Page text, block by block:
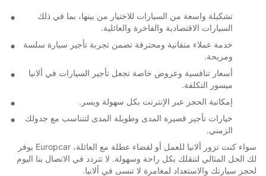
تشكيلة واسعة من السيارات للاختيار من بينها، بما في ذلك
السيارات الاقتصادية والفاخرة والعائلية.
خدمة عملاء متفانية ومحترفة تضمن تجربة تأجير سيارة سلسة
ومريحة.
أسعار تنافسية وعروض خاصة تجعل تأجير السيارات في ألانيا
ميسور التكلفة.
إمكانية الحجز عبر الإنترنت بكل سهولة ويسر.
خيارات تأجير قصيرة المدى وطويلة المدى لتتناسب مع جدولك
الزمني.
سواء كنت تزور ألانيا للعمل أو لقضاء عطلة مع العائلة، Europcar يوفر
لك الحل المثالي لتنقلك بكل راحة وسهولة. لا تتردد في الاتصال بنا اليوم
لحجز سيارتك والاستعداد لمغامرة لا تنسى في ألانيا.